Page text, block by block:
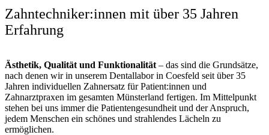
Zahntechniker:innen mit über 35 Jahren
Erfahrung
Ästhetik, Qualität und Funktionalität – das sind die Grundsätze,
nach denen wir in unserem Dentallabor in Coesfeld seit über 35
Jahren individuellen Zahnersatz für Patient:innen und
Zahnarztpraxen im gesamten Münsterland fertigen. Im Mittelpunkt
stehen bei uns immer die Patientengesundheit und der Anspruch,
jedem Menschen ein schönes und strahlendes Lächeln zu
ermöglichen.